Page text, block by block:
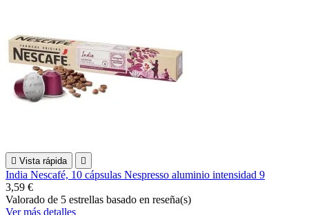
 Vista rápida 
India Nescafé, 10 cápsulas Nespresso aluminio intensidad 9
3,59 €
Valorado de 5 estrellas basado en reseña(s)
Ver más detalles